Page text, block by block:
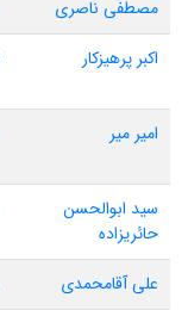
مصطفی ناصری
اکبر پرهیزکار
امیر میر
سید ابوالحسن
حائریزاده
علی آقامحمدی